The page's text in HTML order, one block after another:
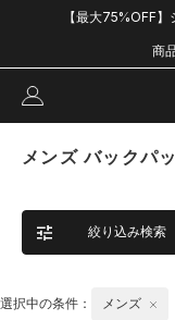
【最大75%OFF
商
メンズ バックパ
絞り込み検索
選択中の条件： メンズ